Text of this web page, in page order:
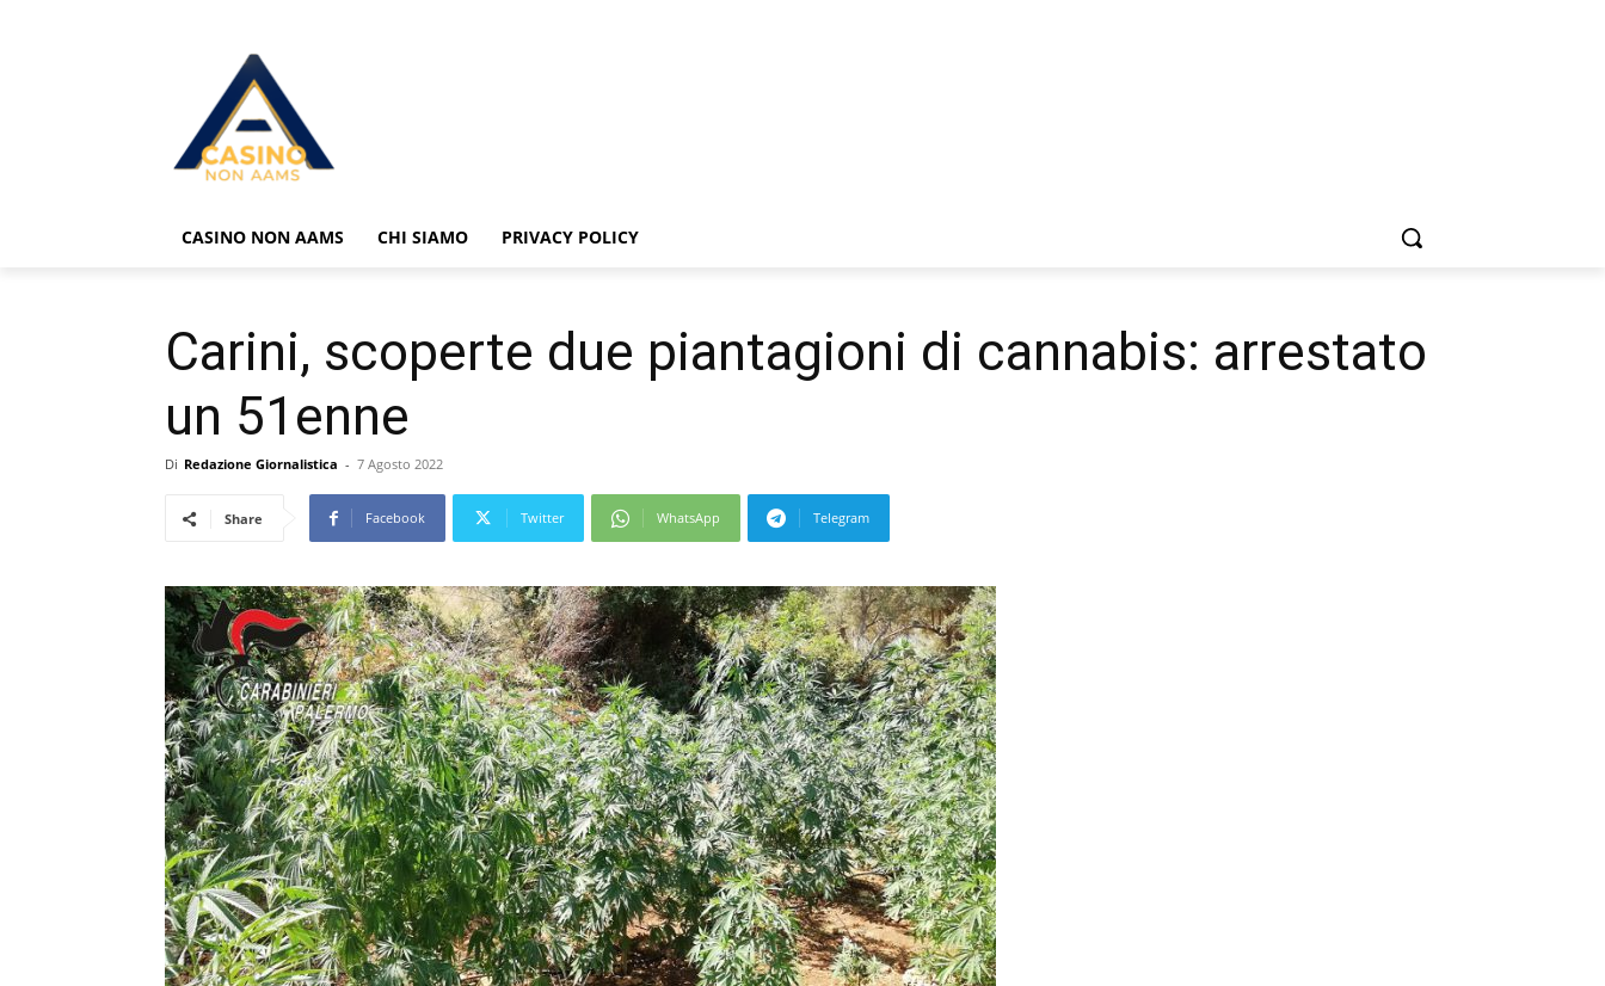
CASINO NON AAMS CHI SIAMO PRIVACY POLICY
Carini, scoperte due piantagioni di cannabis: arrestato
un 51enne
Di Redazione Giornalistica - 7 Agosto 2022
Share Facebook Twitter WhatsApp Telegram